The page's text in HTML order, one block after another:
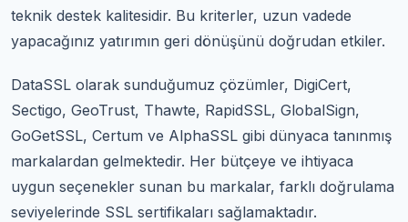
teknik destek kalitesidir. Bu kriterler, uzun vadede
yapacağınız yatırımın geri dönüşünü doğrudan etkiler.
DataSSL olarak sunduğumuz çözümler, DigiCert,
Sectigo, GeoTrust, Thawte, RapidSSL, GlobalSign,
GoGetSSL, Certum ve AlphaSSL gibi dünyaca tanınmış
markalardan gelmektedir. Her bütçeye ve ihtiyaca
uygun seçenekler sunan bu markalar, farklı doğrulama
seviyelerinde SSL sertifikaları sağlamaktadır.